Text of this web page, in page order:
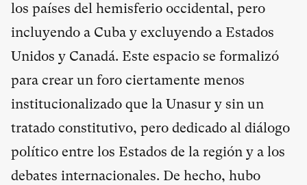
los países del hemisferio occidental, pero
incluyendo a Cuba y excluyendo a Estados
Unidos y Canadá. Este espacio se formalizó
para crear un foro ciertamente menos
institucionalizado que la Unasur y sin un
tratado constitutivo, pero dedicado al diálogo
político entre los Estados de la región y a los
debates internacionales. De hecho, hubo